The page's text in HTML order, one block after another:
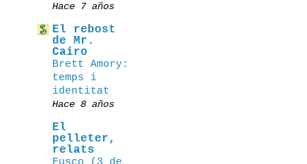
Hace 7 años
El rebost
de Mr.
Cairo
Brett Amory:
temps i
identitat
Hace 8 años
El
pelleter,
relats